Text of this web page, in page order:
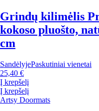
Grindų kilimėlis
kokoso pluošto,
cm
SandėlyjePaskutiniai vienetai
25,40 €
Į krepšelį
Į krepšelį
Artsy Doormats